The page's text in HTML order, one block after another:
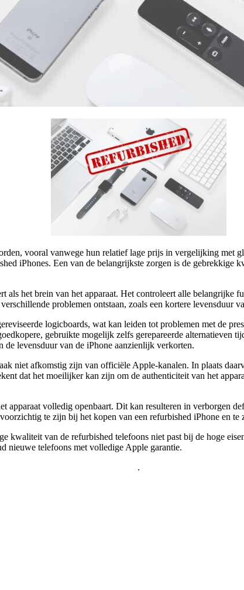
vooral vanwege hun relatief lage prijs in vergelijking
iPhones. Een van de belangrijkste zorgen is de
als het brein van het apparaat. Het controleert alle belangrijke
problemen ontstaan, zoals een kortere levensduur
logicboards, wat kan leiden tot problemen met de
gebruikte mogelijk zelfs gerepareerde alternatieven
levensduur van de iPhone aanzienlijk verkorten.
niet afkomstig zijn van officiële Apple-kanalen. In plaats
dat het moeilijker kan zijn om de authenticiteit van het
apparaat volledig openbaart. Dit kan resulteren in verborgen
te zijn bij het kopen van een refurbished iPhone en te
kwaliteit van de refurbished telefoons niet past bij de hoge
nieuwe telefoons met volledige Apple garantie.
.